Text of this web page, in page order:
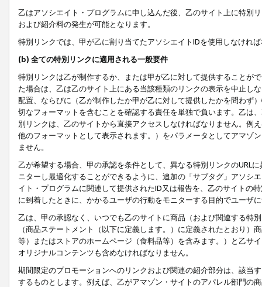
乙はアソシエイト・プログラムに申し込んだ後、乙のサイト上に特別
および紹介料の発生が可能となります。
特別リンクでは、甲が乙に割り当てたアソシエイトIDを使用しなけれ
(b) 全ての特別リンクに適用される一般要件
特別リンクは乙が制作するか、または甲が乙に対して提供することが
た場合は、乙は乙のサイト上にある当該種類のリンクの表示を中止し
配置、ならびに（乙が制作したか甲が乙に対して提供したかを問わず
切なフォーマットを含むことを確認する責任を単独で負います。乙は
別リンクは、乙のサイトから直接アクセスしなければなりません。例
他のフォーマットとして表示されます。）をパラメータとしてアマゾ
ません。
乙が希望する場合、甲の承認を条件として、異なる特別リンクのURL
ニターし最適化することができるように、追加の「サブタグ」アソシ
イト・プログラムに関連して提供されたID又は報告を、乙のサイトの
に到着したときに、かかるユーザの行動をモニターする目的でユーザ
乙は、甲の承認なく、いつでも乙のサイトに商品（および関連する特
（商品ステートメント（以下に定義します。）に定義されたとおり
等）またはストアのホームページ（食料品等）を含みます。）と乙サ
オリジナルコンテンツも含めなければなりません。
期間限定のプロモーションへのリンクおよび関連の紹介部分は、該当
するものとします。例えば、乙がアマゾン・サイトのアパレル部門の